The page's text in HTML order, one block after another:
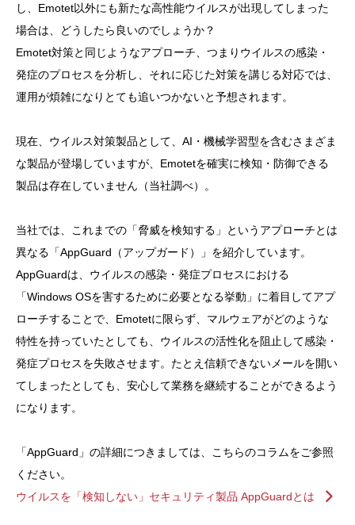
し、Emotet以外にも新たな高性能ウイルスが出現してしまった
場合は、どうしたら良いのでしょうか？
Emotet対策と同じようなアプローチ、つまりウイルスの感染・
発症のプロセスを分析し、それに応じた対策を講じる対応では、
運用が煩雑になりとても追いつかないと予想されます。
現在、ウイルス対策製品として、AI・機械学習型を含むさまざま
な製品が登場していますが、Emotetを確実に検知・防御できる
製品は存在していません（当社調べ）。
当社では、これまでの「脅威を検知する」というアプローチとは
異なる「AppGuard（アップガード）」を紹介しています。
AppGuardは、ウイルスの感染・発症プロセスにおける
「Windows OSを害するために必要となる挙動」に着目してアプ
ローチすることで、Emotetに限らず、マルウェアがどのような
特性を持っていたとしても、ウイルスの活性化を阻止して感染・
発症プロセスを失敗させます。たとえ信頼できないメールを開い
てしまったとしても、安心して業務を継続することができるよう
になります。
「AppGuard」の詳細につきましては、こちらのコラムをご参照
ください。
ウイルスを「検知しない」セキュリティ製品 AppGuardとは